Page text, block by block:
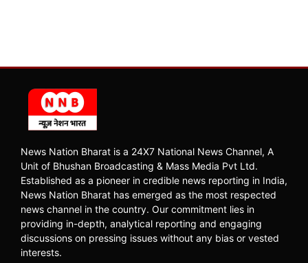
News Nation Bharat is a 24X7 National News Channel, A
Unit of Bhushan Broadcasting & Mass Media Pvt Ltd.
Established as a pioneer in credible news reporting in India,
News Nation Bharat has emerged as the most respected
news channel in the country. Our commitment lies in
providing in-depth, analytical reporting and engaging
discussions on pressing issues without any bias or vested
interests.